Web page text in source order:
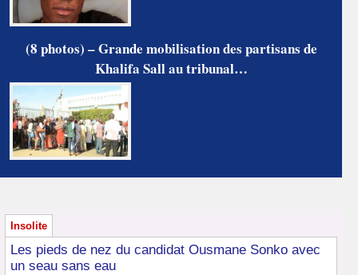
(8 photos) – Grande mobilisation des partisans de
Khalifa Sall au tribunal…
Insolite
Les pieds de nez du candidat Ousmane Sonko avec
un seau sans eau